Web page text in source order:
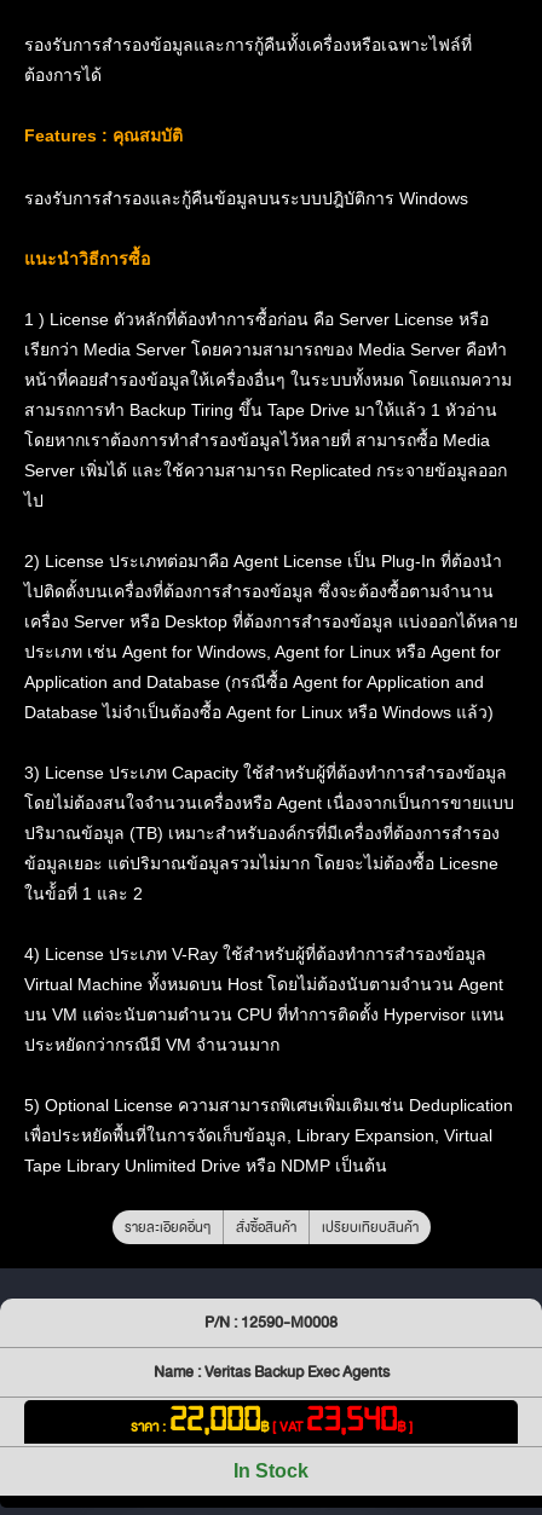
รองรับการสำรองข้อมูลและการกู้คืนทั้งเครื่องหรือเฉพาะไฟล์ที่
ต้องการได้
Features : คุณสมบัติ
รองรับการสำรองและกู้คืนข้อมูลบนระบบปฎิบัติการ Windows
แนะนำวิธีการซื้อ
1 ) License ตัวหลักที่ต้องทำการซื้อก่อน คือ Server License หรือ
เรียกว่า Media Server โดยความสามารถของ Media Server คือทำ
หน้าที่คอยสำรองข้อมูลให้เครื่องอื่นๆ ในระบบทั้งหมด โดยแถมความ
สามรถการทำ Backup Tiring ขึ้น Tape Drive มาให้แล้ว 1 หัวอ่าน
โดยหากเราต้องการทำสำรองข้อมูลไว้หลายที่ สามารถซื้อ Media
Server เพิ่มได้ และใช้ความสามารถ Replicated กระจายข้อมูลออก
ไป
2) License ประเภทต่อมาคือ Agent License เป็น Plug-In ที่ต้องนำ
ไปติดตั้งบนเครื่องที่ต้องการสำรองข้อมูล ซึ่งจะต้องซื้อตามจำนาน
เครื่อง Server หรือ Desktop ที่ต้องการสำรองข้อมูล แบ่งออกได้หลาย
ประเภท เช่น Agent for Windows, Agent for Linux หรือ Agent for
Application and Database (กรณีซื้อ Agent for Application and
Database ไม่จำเป็นต้องซื้อ Agent for Linux หรือ Windows แล้ว)
3) License ประเภท Capacity ใช้สำหรับผู้ที่ต้องทำการสำรองข้อมูล
โดยไม่ต้องสนใจจำนวนเครื่องหรือ Agent เนื่องจากเป็นการขายแบบ
ปริมาณข้อมูล (TB) เหมาะสำหรับองค์กรที่มีเครื่องที่ต้องการสำรอง
ข้อมูลเยอะ แต่ปริมาณข้อมูลรวมไม่มาก โดยจะไม่ต้องซื้อ Licesne
ในข้้อที่ 1 และ 2
4) License ประเภท V-Ray ใช้สำหรับผู้ที่ต้องทำการสำรองข้อมูล
Virtual Machine ทั้งหมดบน Host โดยไม่ต้องนับตามจำนวน Agent
บน VM แต่จะนับตามตำนวน CPU ที่ทำการติดตั้ง Hypervisor แทน
ประหยัดกว่ากรณีมี VM จำนวนมาก
5) Optional License ความสามารถพิเศษเพิ่มเติมเช่น Deduplication
เพื่อประหยัดพื้นที่ในการจัดเก็บข้อมูล, Library Expansion, Virtual
Tape Library Unlimited Drive หรือ NDMP เป็นต้น
รายละเอียดอื่นๆ สั่งซื้อสินค้า เปรียบเทียบสินค้า
P/N : 12590-M0008
Name : Veritas Backup Exec Agents
ราคา : 22,000฿[ VAT23,540฿ ]
In Stock